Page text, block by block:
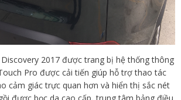
2017 được trang bị hệ thống thông
Pro được cải tiến giúp hỗ trợ thao tác
cảm giác trực quan hơn và hiển thị sắc nét
được bọc da cao cấp, trung tâm bảng điều